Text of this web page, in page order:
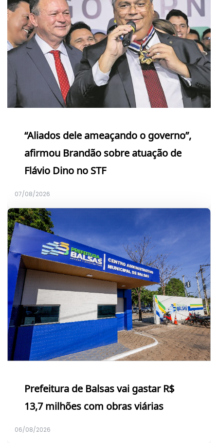
“Aliados dele ameaçando o governo”,
afirmou Brandão sobre atuação de
Flávio Dino no STF
07/08/2026
Prefeitura de Balsas vai gastar R$
13,7 milhões com obras viárias
06/08/2026